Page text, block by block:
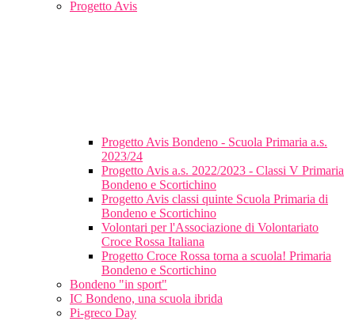
Progetto Avis
Progetto Avis Bondeno - Scuola Primaria a.s.
2023/24
Progetto Avis a.s. 2022/2023 - Classi V Primaria
Bondeno e Scortichino
Progetto Avis classi quinte Scuola Primaria di
Bondeno e Scortichino
Volontari per l'Associazione di Volontariato
Croce Rossa Italiana
Progetto Croce Rossa torna a scuola! Primaria
Bondeno e Scortichino
Bondeno "in sport"
IC Bondeno, una scuola ibrida
Pi-greco Day